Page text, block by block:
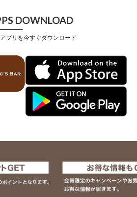
DOWNLOAD
プリを今すぐダウンロード